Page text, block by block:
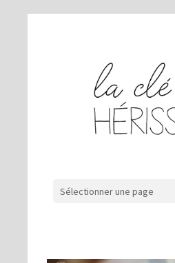
Sélectionner une page